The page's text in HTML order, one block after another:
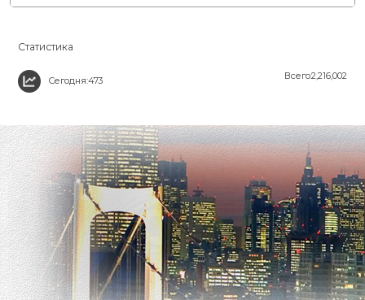
Статистика
Сегодня:473 Всего:2,216,002